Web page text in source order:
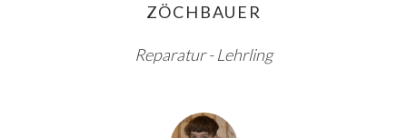
ZÖCHBAUER
Reparatur - Lehrling